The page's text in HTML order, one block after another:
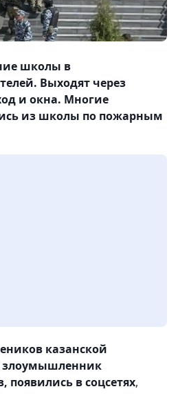
школы в
Выходят через
и окна. Многие
из школы по пожарным
казанской
злоумышленник
появились в соцсетях,